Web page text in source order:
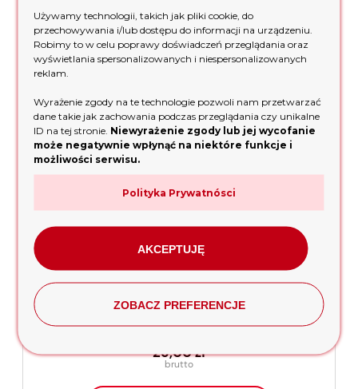
20,00 zł
powiadom o dostępności
SAE30 600ml
25,00 zł
Używamy technologii, takich jak pliki cookie, do
przechowywania i/lub dostępu do informacji na urządzeniu.
Robimy to w celu poprawy doświadczeń przeglądania oraz
wyświetlania spersonalizowanych i niespersonalizowanych
reklam.
Wyrażenie zgody na te technologie pozwoli nam przetwarzać
dane takie jak zachowania podczas przeglądania czy unikalne
ID na tej stronie. Niewyrażenie zgody lub jej wycofanie
może negatywnie wpłynąć na niektóre funkcje i
możliwości serwisu.
Polityka Prywatnósci
AKCEPTUJĘ
ZOBACZ PREFERENCJE